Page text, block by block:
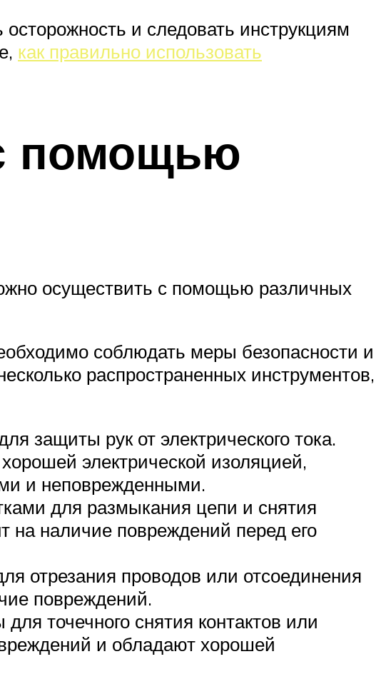
и следовать инструкциям
как правильно использовать
помощью
осуществить с помощью различных
соблюдать меры безопасности и
распространенных инструментов,
защиты рук от электрического тока.
электрической изоляцией,
и неповрежденными.
для размыкания цепи и снятия
на наличие повреждений перед его
отрезания проводов или отсоединения
повреждений.
точечного снятия контактов или
и обладают хорошей